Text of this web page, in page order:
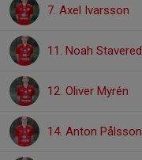
7. Axel Ivarsson
11. Noah Stavered
12. Oliver Myrén
14. Anton Pålsson